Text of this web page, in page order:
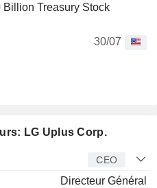
Billion Treasury Stock
30/07
LG Uplus Corp.
CEO
Directeur Général